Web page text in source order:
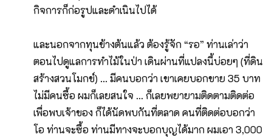
กิจการก็ก่อรูปและดำเนินไปได้
และนอกจากทุนข้างต้นแล้ว ต้องรู้จัก “รอ” ​ท่านเล่าว่า
ตอนไปดูแลการทำไม้ในป่า เดินผ่านที่แปลงนี้บ่อยๆ (ที่ดิน
สร้างสวนโมกข์) ... มีคนบอกว่า เขาเคยบอกขาย 35 บาท
ไม่มีคนซื้อ ผมก็เลยสนใจ ... ก็เลยพยายามติดตามติดต่อ
เพื่อพบเจ้าของ ก็ได้นัดพบกันที่ตลาด คนที่ติดต่อบอกว่า
โอ ท่านจะซื้อ ท่านมีทางจะบอกบุญได้มาก ผมเอา 3,000